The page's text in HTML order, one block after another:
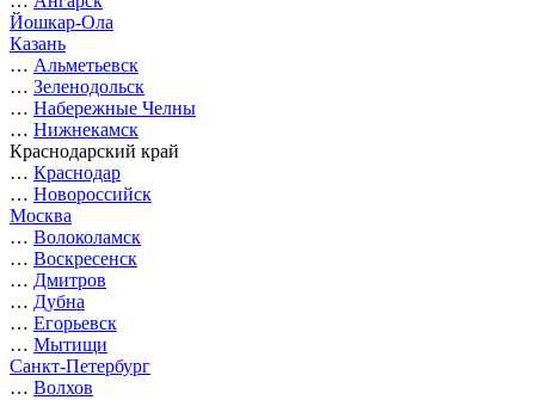
Йошкар-Ола
Казань
… Альметьевск
… Зеленодольск
… Набережные Челны
… Нижнекамск
Краснодарский край
… Краснодар
… Новороссийск
Москва
… Волоколамск
… Воскресенск
… Дмитров
… Дубна
… Егорьевск
… Мытищи
Санкт-Петербург
… Волхов